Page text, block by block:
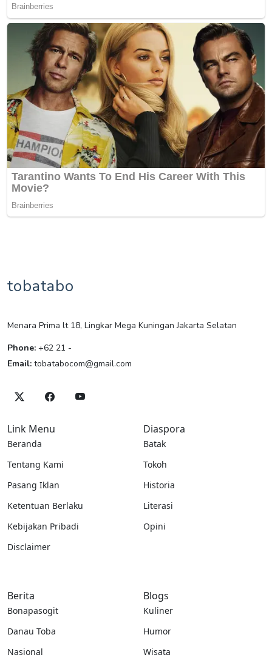
tobatabo
Menara Prima lt 18, Lingkar Mega Kuningan Jakarta Selatan
Phone: +62 21 -
Email: tobatabocom@gmail.com
Link Menu
Beranda
Tentang Kami
Pasang Iklan
Ketentuan Berlaku
Kebijakan Pribadi
Disclaimer
Diaspora
Batak
Tokoh
Historia
Literasi
Opini
Berita
Bonapasogit
Danau Toba
Nasional
Blogs
Kuliner
Humor
Wisata